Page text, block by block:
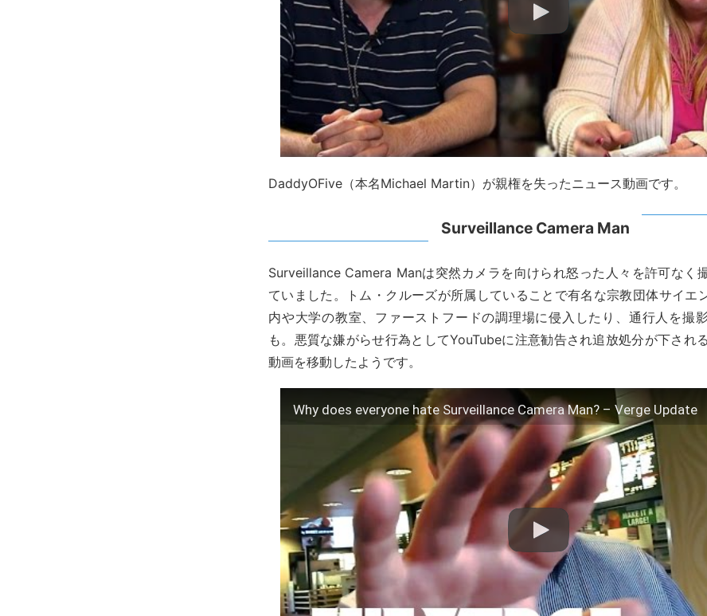
DaddyOFive（本名Michael Martin）が親権を失ったニュース動画です。
Surveillance Camera Man
Surveillance Camera Manは突然カメラを向けられ怒った人々を許可なく
ていました。トム・クルーズが所属していることで有名な宗教団体サイエ
内や大学の教室、ファーストフードの調理場に侵入したり、通行人を撮
も。悪質な嫌がらせ行為としてYouTubeに注意勧告され追放処分が下され
動画を移動したようです。
Why does everyone hate Surveillance Camera Man? – Verge Update